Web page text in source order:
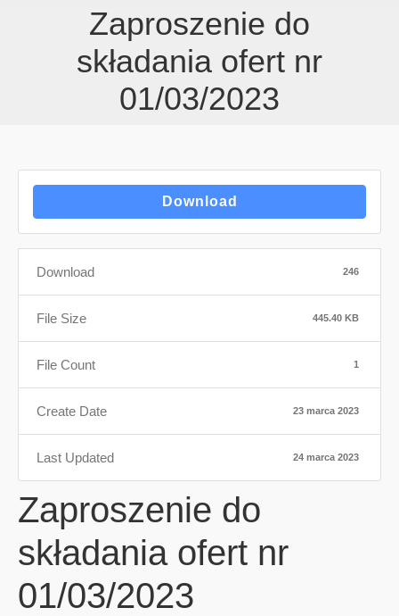
Zaproszenie do
składania ofert nr
01/03/2023
Download
Download 246
File Size 445.40 KB
File Count 1
Create Date 23 marca 2023
Last Updated 24 marca 2023
Zaproszenie do
składania ofert nr
01/03/2023